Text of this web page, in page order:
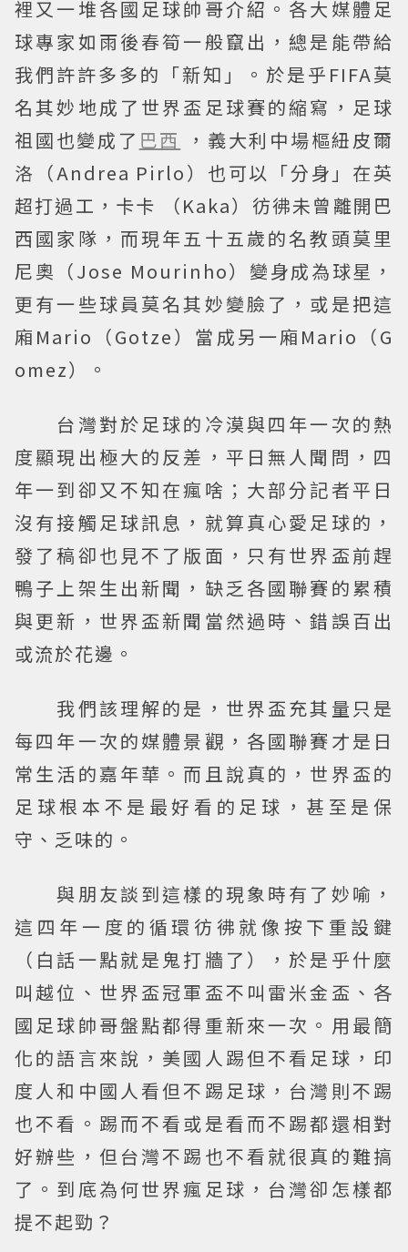
裡又一堆各國足球帥哥介紹。各大媒體足
球專家如雨後春筍一般竄出，總是能帶給
我們許許多多的「新知」。於是乎FIFA莫
名其妙地成了世界盃足球賽的縮寫，足球
祖國也變成了 巴西
，義大利中場樞紐皮爾
洛（Andrea Pirlo）也可以「分身」在英
超打過工，卡卡 （Kaka）彷彿未曾離開巴
西國家隊，而現年五十五歲的名教頭莫里
尼奧（Jose Mourinho）變身成為球星，
更有一些球員莫名其妙變臉了，或是把這
廂Mario（Gotze）當成另一廂Mario（G
omez）。
台灣對於足球的冷漠與四年一次的熱
度顯現出極大的反差，平日無人聞問，四
年一到卻又不知在瘋啥；大部分記者平日
沒有接觸足球訊息，就算真心愛足球的，
發了稿卻也見不了版面，只有世界盃前趕
鴨子上架生出新聞，缺乏各國聯賽的累積
與更新，世界盃新聞當然過時、錯誤百出
或流於花邊。
我們該理解的是，世界盃充其量只是
每四年一次的媒體景觀，各國聯賽才是日
常生活的嘉年華。而且說真的，世界盃的
足球根本不是最好看的足球，甚至是保
守、乏味的。
與朋友談到這樣的現象時有了妙喻，
這四年一度的循環彷彿就像按下重設鍵
（白話一點就是鬼打牆了），於是乎什麼
叫越位、世界盃冠軍盃不叫雷米金盃、各
國足球帥哥盤點都得重新來一次。用最簡
化的語言來說，美國人踢但不看足球，印
度人和中國人看但不踢足球，台灣則不踢
也不看。踢而不看或是看而不踢都還相對
好辦些，但台灣不踢也不看就很真的難搞
了。到底為何世界瘋足球，台灣卻怎樣都
提不起勁？